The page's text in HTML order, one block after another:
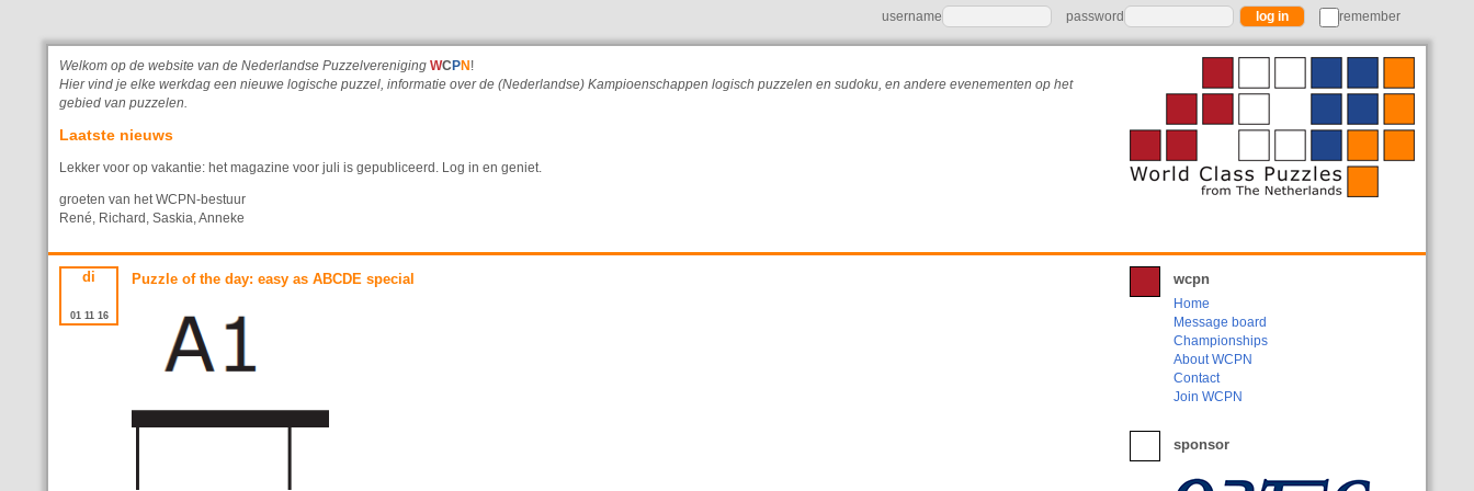
username password remember
Welkom op de website van de Nederlandse Puzzelvereniging WC PN !
Hier vind je elke werkdag een nieuwe logische puzzel, informatie over de (Nederlandse) Kampioenschappen logisch puzzelen en sudoku, en andere evenementen op het
gebied van puzzelen.
Laatste nieuws
Lekker voor op vakantie: het magazine voor juli is gepubliceerd. Log in en geniet.
groeten van het WCPN-bestuur
René, Richard, Saskia, Anneke
di
01 11 16
Puzzle of the day: easy as ABCDE special wcpn
Home
Message board
Championships
About WCPN
Contact
Join WCPN
sponsor